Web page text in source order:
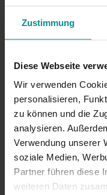
Zustimmung
Diese Webseite
Wir verwenden
personalisieren,
zu können und die
analysieren.
Verwendung unserer
soziale Medien,
Partner führen diese
weiteren Daten
Schön angeleitet
Ähnliche Videos